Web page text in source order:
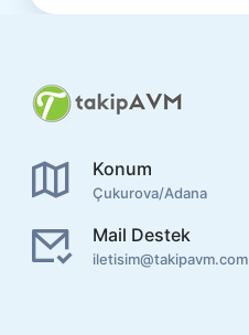
Konum
Çukurova/Adana
Mail Destek
iletisim@takipavm.com